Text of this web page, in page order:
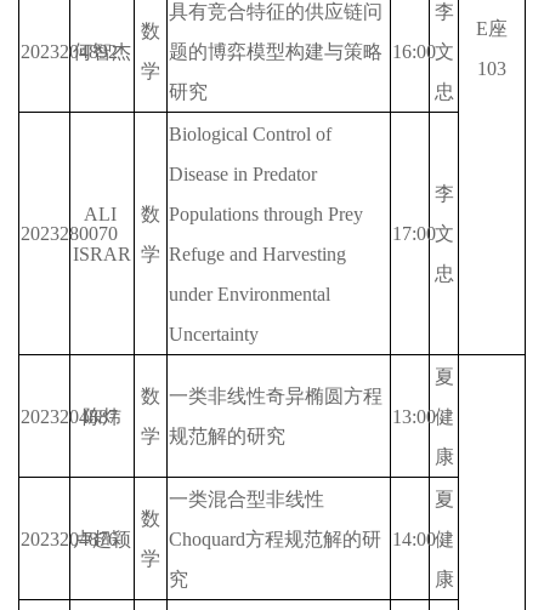
E座
103
2023204892
何智杰
数
学
具有竞合特征的供应链问
题的博弈模型构建与策略
研究
16:00
李
文
忠
2023280070
ALI
ISRAR
数
学
Biological Control of
Disease in Predator
Populations through Prey
Refuge and Harvesting
under Environmental
Uncertainty
17:00
李
文
忠
2023204887
陈炜
数
学
一类非线性奇异椭圆方程
规范解的研究
13:00
夏
健
康
2023204876
卢超颖
数
学
一类混合型非线性
Choquard方程规范解的研
究
14:00
夏
健
康